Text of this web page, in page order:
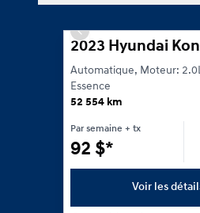
Previous slide
2023 Hyundai
Automatique, Moteur:
Essence
52 554 km
Par semaine + tx
92 $*
Voir les